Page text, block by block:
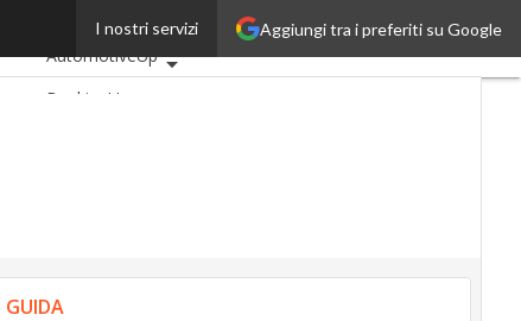
Aggiungi tra i preferiti su Google
I nostri servizi
Ultimi articoli
AutomotiveUp
BankingUp
ProptechStartup
GUIDA